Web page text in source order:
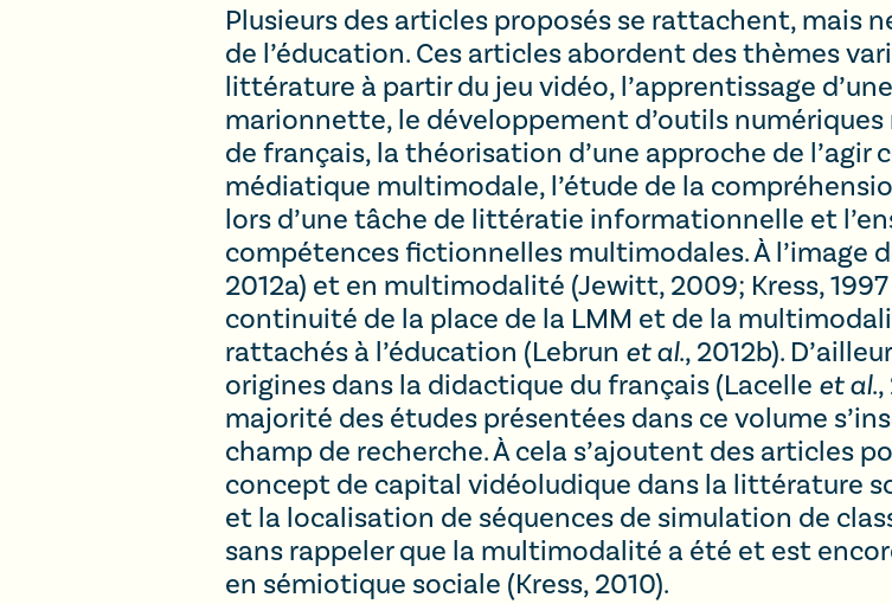
Plusieurs des articles proposés se rattachent, mais
de l’éducation. Ces articles abordent des thèmes
littérature à partir du jeu vidéo, l’apprentissage
marionnette, le développement d’outils
de français, la théorisation d’une approche de
médiatique multimodale, l’étude de la
lors d’une tâche de littératie informationnelle et
compétences fictionnelles multimodales. À l’image
2012a) et en multimodalité (Jewitt, 2009; Kress,
continuité de la place de la LMM et de la
rattachés à l’éducation (Lebrun et al., 2012b).
origines dans la didactique du français (Lacelle et al
majorité des études présentées dans ce volume
champ de recherche. À cela s’ajoutent des articles
concept de capital vidéoludique dans la littérature
et la localisation de séquences de simulation de
sans rappeler que la multimodalité a été et est
en sémiotique sociale (Kress, 2010).